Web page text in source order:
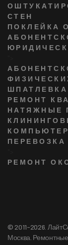
СТЕН
ПОКЛЕЙКА
РЕМОНТ
НАТЯЖНЫЕ
ПЕРЕВОЗКА
РЕМОНТ
© 2011-2026.
Москва.